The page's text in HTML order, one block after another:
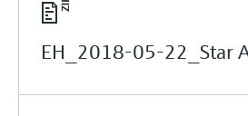
EH_2018-05-22_Star